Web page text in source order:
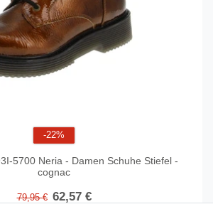
-22%
5700 Neria - Damen Schuhe Stiefel -
cognac
79,95 € 62,57 €